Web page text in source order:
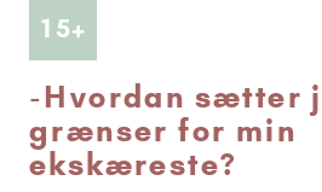
15+ Artikler
-Hvordan sætter
grænser for min
ekskæreste?